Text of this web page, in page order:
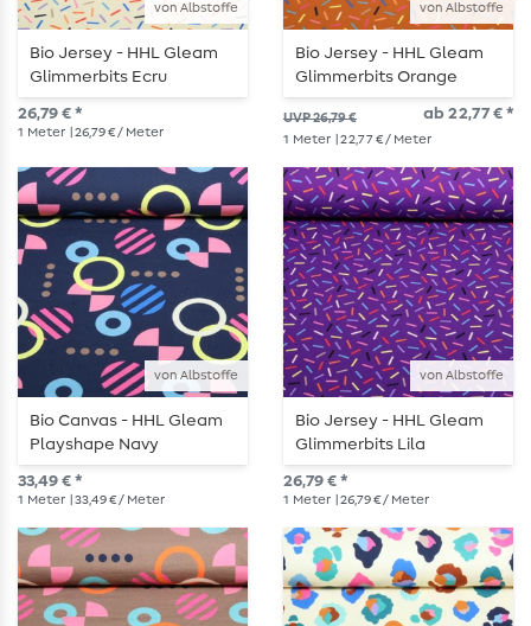
von Albstoffe
Bio Jersey - HHL Gleam
Glimmerbits Ecru
26,79 € *
1 Meter | 26,79 € / Meter
von Albstoffe
Bio Jersey - HHL Gleam
Glimmerbits Orange
UVP 26,79 € ab 22,77 € *
1 Meter | 22,77 € / Meter
von Albstoffe
Bio Canvas - HHL Gleam
Playshape Navy
33,49 € *
1 Meter | 33,49 € / Meter
von Albstoffe
Bio Jersey - HHL Gleam
Glimmerbits Lila
26,79 € *
1 Meter | 26,79 € / Meter